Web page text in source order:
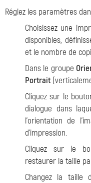
Réglez les paramètres
Choisissez une
disponibles,
et le nombre de
Dans le groupe
Portrait
Cliquez sur le
dialogue dans
l'orientation de
d'impression.
Cliquez sur le
restaurer la taille
Changez la taille